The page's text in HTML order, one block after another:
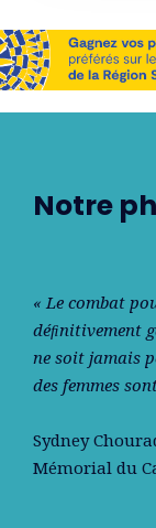
Notre
« Le combat
déﬁnitivement
ne soit jamais
des femmes
Sydney
Mémorial du